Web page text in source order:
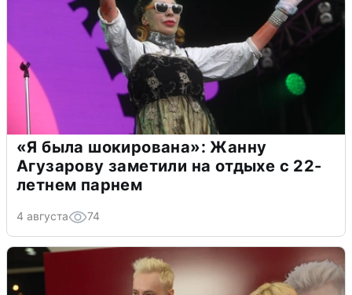
«Я была шокирована»: Жанну
Агузарову заметили на отдыхе с 22-
летнем парнем
4 августа 74